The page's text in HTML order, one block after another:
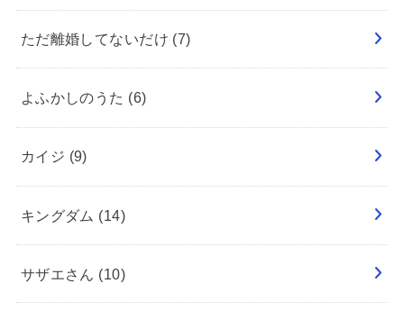
ただ離婚してないだけ (7)
よふかしのうた (6)
カイジ (9)
キングダム (14)
サザエさん (10)